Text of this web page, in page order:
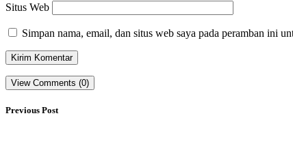
Situs Web
Simpan nama, email, dan situs web saya pada peramban ini
View Comments (0)
Previous Post